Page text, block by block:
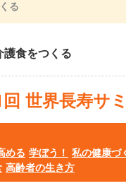
る
食をつくる
世界長寿サミ
める 学ぼう！ 私の健康づ
高齢者の生き方